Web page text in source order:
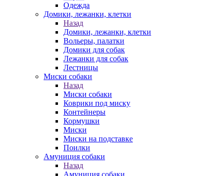
Одежда
Домики, лежанки, клетки
Назад
Домики, лежанки, клетки
Вольеры, палатки
Домики для собак
Лежанки для собак
Лестницы
Миски собаки
Назад
Миски собаки
Коврики под миску
Контейнеры
Кормушки
Миски
Миски на подставке
Поилки
Амуниция собаки
Назад
Амуниция собаки